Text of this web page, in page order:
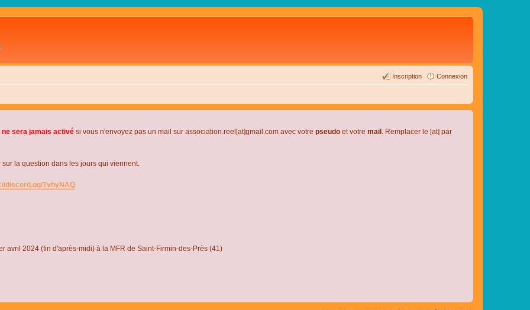
Connexion
Inscription
sera jamais activé si vous n'envoyez pas un mail sur association.reel[at]gmail.com avec votre pseudo et votre mail . Remplacer le [at] par
la question dans les jours qui viennent.
discord.gg/TvhyNAQ
avril 2024 (fin d'après-midi) à la MFR de Saint-Firmin-des-Près (41)